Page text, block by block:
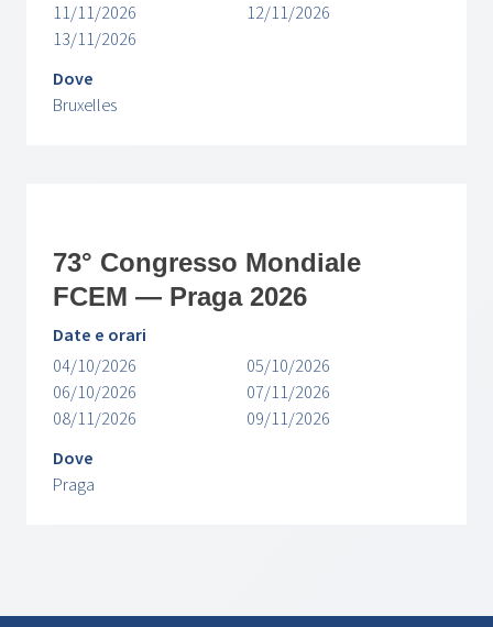
11/11/2026
12/11/2026
13/11/2026
Dove
Bruxelles
73° Congresso Mondiale
FCEM — Praga 2026
Date e orari
04/10/2026
05/10/2026
06/10/2026
07/11/2026
08/11/2026
09/11/2026
Dove
Praga